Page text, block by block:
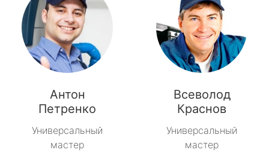
Антон
Петренко
Универсальный
мастер
Всеволод
Краснов
Универсальный
мастер